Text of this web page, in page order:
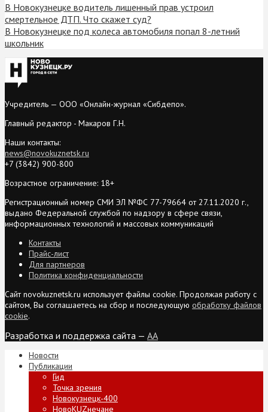
В Новокузнецке водитель лишенный прав устроил
смертельное ДТП. Что скажет суд?
В Новокузнецке под колеса автомобиля попал 8-летний
школьник
Учредитель — ООО «Онлайн-журнал «Сибдепо».
Главный редактор - Макаров Г.Н.
Наши контакты:
news@novokuznetsk.ru
+7 (3842) 900-800
Возрастное ограничение: 18+
Регистрационный номер СМИ ЭЛ №ФС 77-79664 от 27.11.2020 г.,
выдано Федеральной службой по надзору в сфере связи,
информационных технологий и массовых коммуникаций
Контакты
Прайс-лист
Для партнеров
Политика конфиденциальности
Сайт novokuznetsk.ru использует файлы cookie. Продолжая работу с
сайтом, Вы соглашаетесь на сбор и последующую обработку файлов
cookie.
Разработка и поддержка сайта — AA
Новости
Публикации
Гид
Точка зрения
Новокузнецк-400
НовоKUZнечане